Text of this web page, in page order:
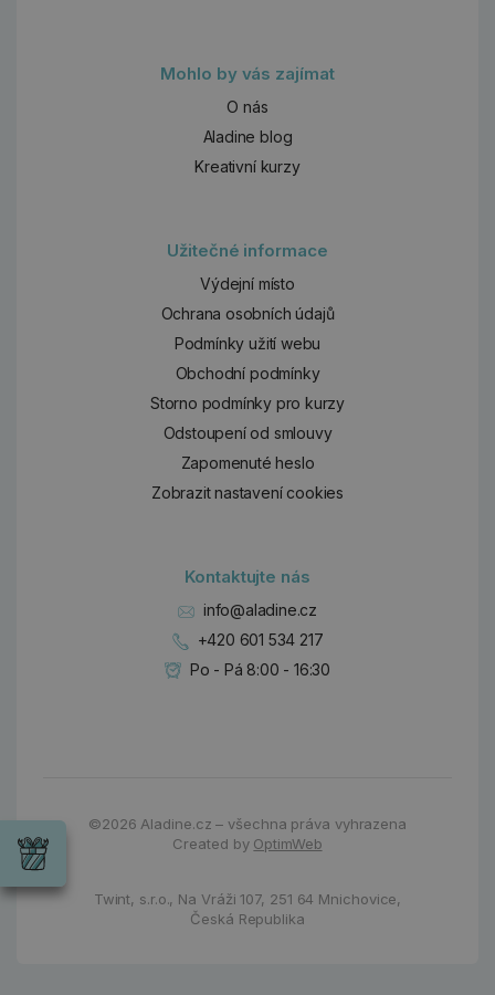
Mohlo by vás zajímat
O nás
Aladine blog
Kreativní kurzy
Užitečné informace
Výdejní místo
Ochrana osobních údajů
Podmínky užití webu
Obchodní podmínky
Storno podmínky pro kurzy
Odstoupení od smlouvy
Zapomenuté heslo
Zobrazit nastavení cookies
Kontaktujte nás
info@aladine.cz
+420 601 534 217
Po - Pá 8:00 - 16:30
©2026 Aladine.cz – všechna práva vyhrazena
Created by OptimWeb
Twint, s.r.o., Na Vráži 107, 251 64 Mnichovice,
Česká Republika
Wrendale
příležitost
Chci si vybrat